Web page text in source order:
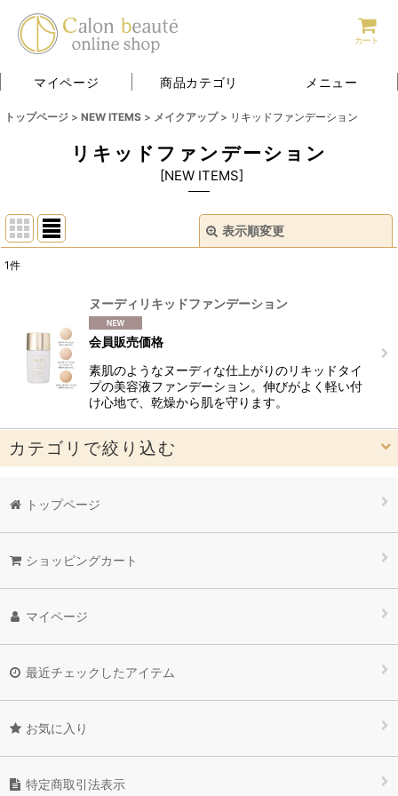
カート
マイページ 商品カテゴリ メニュー
トップページ > NEW ITEMS > メイクアップ > リキッドファンデーション
リキッドファンデーション
[NEW ITEMS]
表示順変更
並び順
絞り込む
1件
ヌーディリキッドファンデーション
会員販売価格
素肌のようなヌーディな仕上がりのリキッドタイ
プの美容液ファンデーション。伸びがよく軽い付
け心地で、乾燥から肌を守ります。
カテゴリで絞り込む
メイクアップ (全商品)
化粧メイク下地
パウダーファンデーション
仕上げ用フェイスパウダー
ファンデーション用スポンジ
トップページ
ショッピングカート
マイページ
最近チェックしたアイテム
お気に入り
特定商取引法表示